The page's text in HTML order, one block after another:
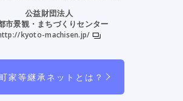
公益財団法人
市景観・まちづくりセンター
kyoto-machisen.jp/
家等継承ネットとは？